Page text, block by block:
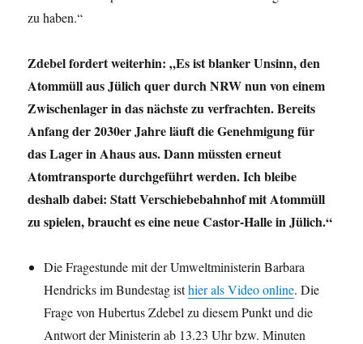
zu haben.“
Zdebel fordert weiterhin: „Es ist blanker Unsinn, den
Atommüll aus Jülich quer durch NRW nun von einem
Zwischenlager in das nächste zu verfrachten. Bereits
Anfang der 2030er Jahre läuft die Genehmigung für
das Lager in Ahaus aus. Dann müssten erneut
Atomtransporte durchgeführt werden. Ich bleibe
deshalb dabei: Statt Verschiebebahnhof mit Atommüll
zu spielen, braucht es eine neue Castor-Halle in Jülich.“
Die Fragestunde mit der Umweltministerin Barbara
Hendricks im Bundestag isthier als Video online. Die
Frage von Hubertus Zdebel zu diesem Punkt und die
Antwort der Ministerin ab 13.23 Uhr bzw. Minuten